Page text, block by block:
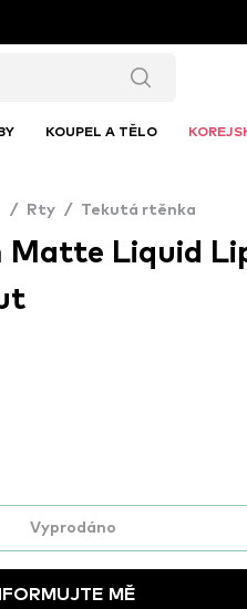
KOUPEL A TĚLO
/ Rty / Tekutá rtěnka
Matte Liquid
Vyprodáno
MĚ